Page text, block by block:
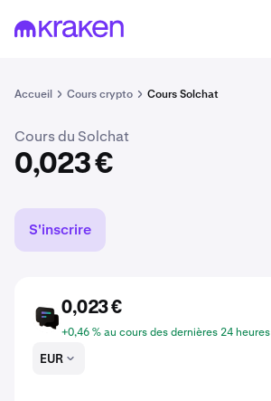
Accueil Cours crypto Cours Solchat
0,023 €
Cours du Solchat
0,023 €
S'inscrire
CHAT
0,023 €
+0,46 % au cours des dernières 24 heures
EUR